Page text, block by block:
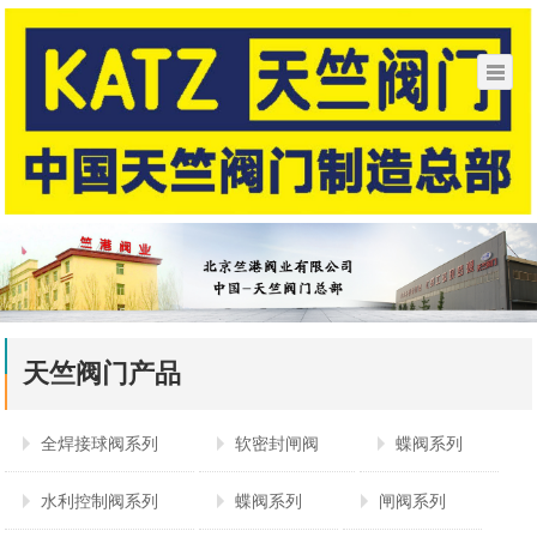
天竺阀门产品
全焊接球阀系列 软密封闸阀 蝶阀系列
水利控制阀系列 蝶阀系列 闸阀系列